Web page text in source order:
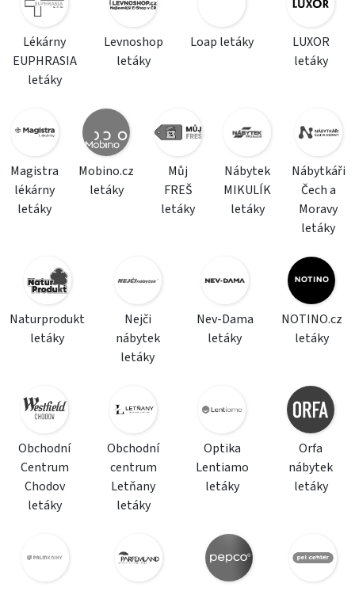
Lékárny
EUPHRASIA
letáky
Levnoshop
letáky
Loap letáky
LUXOR
letáky
Magistra
lékárny
letáky
Mobino.cz
letáky
Můj
FREŠ
letáky
Nábytek
MIKULÍK
letáky
Nábytkáři
Čech a
Moravy
letáky
Naturprodukt
letáky
Nejči
nábytek
letáky
Nev-Dama
letáky
NOTINO.cz
letáky
Obchodní
Centrum
Chodov
letáky
Obchodní
centrum
Letňany
letáky
Optika
Lentiamo
letáky
Orfa
nábytek
letáky